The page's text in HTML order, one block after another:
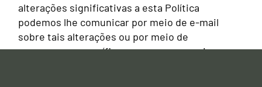
alterações significativas a esta Política
podemos lhe comunicar por meio de e-mail
sobre tais alterações ou por meio de
mensagens específicas em nossos serviços,